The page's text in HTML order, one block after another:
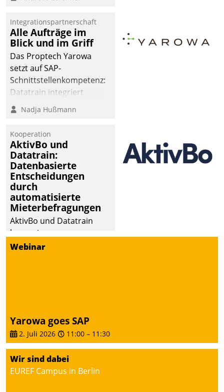
Softwareentwicklungshaus
Integrationspartnerschaft
Alle Aufträge im
Blick und im Griff
Das Proptech Yarowa
setzt auf SAP-
Schnittstellenkompetenz:
Datatrain integriert
Yarowas Portal zur
Vergabe und Verwaltung
operativen
Instandhaltung in die
SAP-Systemlandschaft
deutscher
Wohnungsunternehmen
– und beschleunigt damit
den Weg vom
Mieteranliegen zum
Dienstleisterauftrag.
Nadja Hußmann
Kooperation
AktivBo und
Datatrain:
Datenbasierte
Entscheidungen
durch
automatisierte
Mieterbefragungen
AktivBo und Datatrain
kooperieren –
Immobilienunternehmen
zielgerichtete
Mieterbefragungen – eine
starke Grundlage für
intelligente,
datengestützte
Entscheidungen.
Webinar
Yarowa goes SAP
2. Juli 2026 11:00 – 11:30
Wir sind dabei
EUREF Campus in Berlin